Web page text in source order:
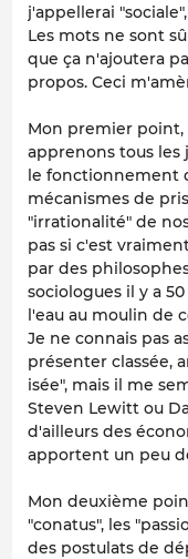
j'appellerai
Les mots ne sont
que ça n'ajoutera
propos. Ceci
Mon premier
apprenons tous les
le fonctionnement
mécanismes de
"irrationalité" de
pas si c'est
par des
sociologues il y a
l'eau au moulin de
Je ne connais pas
présenter classée,
isée", mais il me
Steven Lewitt ou
d'ailleurs des
apportent un peu
Mon deuxième
"conatus", les
des postulats de